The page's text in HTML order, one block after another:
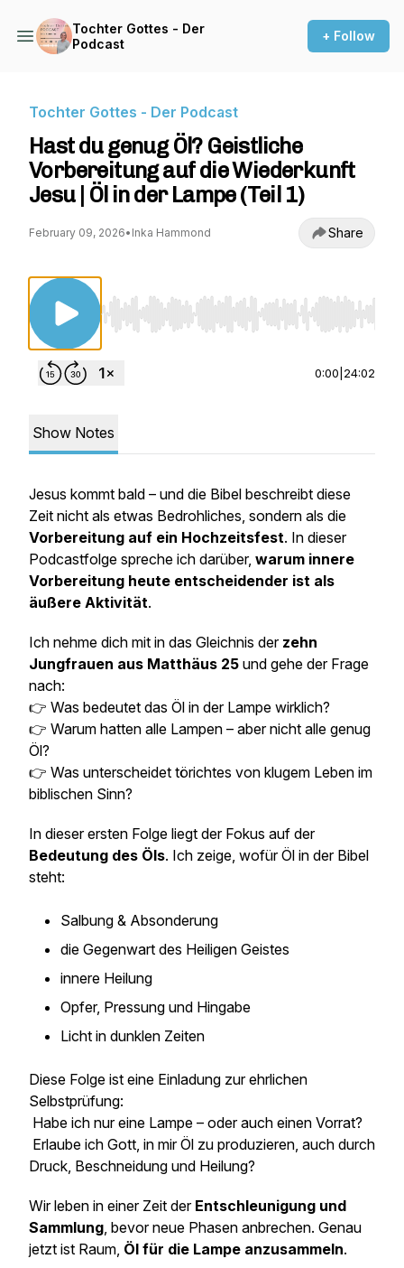
Tochter Gottes - Der
Podcast
+ Follow
Tochter Gottes - Der Podcast
Hast du genug Öl? Geistliche
Vorbereitung auf die Wiederkunft
Jesu | Öl in der Lampe (Teil 1)
February 09, 2026• Inka Hammond Share
Use Left/Right to seek, Home/End to jump to
0:00 24:02
Show Notes
Jesus kommt bald – und die Bibel beschreibt diese
Zeit nicht als etwas Bedrohliches, sondern als die
Vorbereitung auf ein Hochzeitsfest. In dieser
Podcastfolge spreche ich darüber, warum innere
Vorbereitung heute entscheidender ist als
äußere Aktivität.
Ich nehme dich mit in das Gleichnis der zehn
Jungfrauen aus Matthäus 25 und gehe der Frage
nach:
👉 Was bedeutet das Öl in der Lampe wirklich?
👉 Warum hatten alle Lampen – aber nicht alle genug
Öl?
👉 Was unterscheidet törichtes von klugem Leben im
biblischen Sinn?
In dieser ersten Folge liegt der Fokus auf der
Bedeutung des Öls. Ich zeige, wofür Öl in der Bibel
steht:
Salbung & Absonderung
die Gegenwart des Heiligen Geistes
innere Heilung
Opfer, Pressung und Hingabe
Licht in dunklen Zeiten
Diese Folge ist eine Einladung zur ehrlichen
Selbstprüfung:
Habe ich nur eine Lampe – oder auch einen Vorrat?
Erlaube ich Gott, in mir Öl zu produzieren, auch durch
Druck, Beschneidung und Heilung?
Wir leben in einer Zeit der Entschleunigung und
Sammlung, bevor neue Phasen anbrechen. Genau
jetzt ist Raum, Öl für die Lampe anzusammeln.